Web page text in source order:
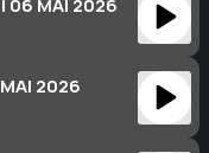
06 MAI 2026
2026